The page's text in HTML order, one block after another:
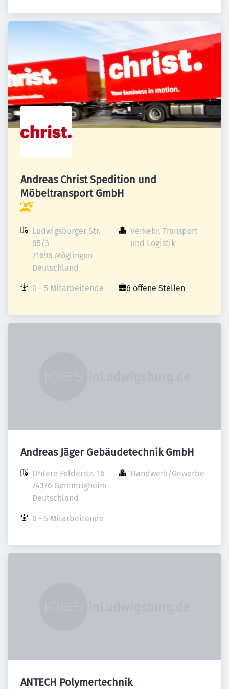
Andreas Christ Spedition und
Möbeltransport GmbH
Ludwigsburger Str.
85/3
71696 Möglingen
Deutschland
Verkehr, Transport
und Logistik
0 - 5 Mitarbeitende 6 offene Stellen
Andreas Jäger Gebäudetechnik GmbH
Untere Felderstr. 16
74376 Gemmrigheim
Deutschland
Handwerk/Gewerbe
0 - 5 Mitarbeitende
ANTECH Polymertechnik